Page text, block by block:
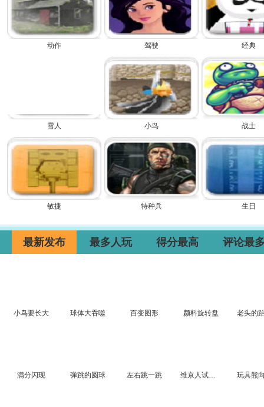
动作 驾驶 经典
雪人 小鸟 战士
敏捷 特种兵 生日
最新发布 最多人玩 得分最高 评论最
小鸟要长大 球体大吞噬 百变图形 颜料旋转盘
满分闪现 弹跳的圆球 左右跳一跳 维京人试炼之路